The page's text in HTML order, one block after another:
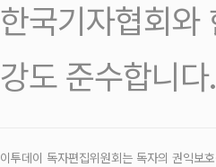
한국기자협회와
강도 준수합니다.
이투데이 독자편집위원회는 독자의 권익보